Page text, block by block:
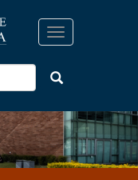
Toggle
navigation